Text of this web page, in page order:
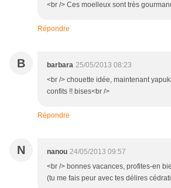
<br /> Ces moelleux sont très
Répondre
B barbara 25/05/2013 08:23
<br /> chouette idée, maintenant
confits !! bises<br />
Répondre
N nanou 24/05/2013 09:57
<br /> bonnes vacances, profites-en
(tu me fais peur avec tes délires